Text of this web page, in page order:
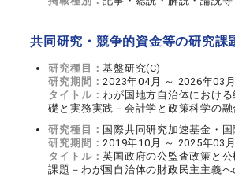
共同研究・競争的資金等の研究課
研究種目：基盤研究(C)
研究期間：2023年04月 ～ 2026年03月
タイトル：わが国地方自治体におけ
礎と実務実践－会計学と政策科学の融
研究種目： 国際共同研究加速基金・
研究期間：2019年10月 ～ 2025年03月
タイトル：英国政府の公監査政策と
課題－わが国自治体の財政民主主義へ